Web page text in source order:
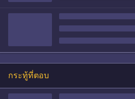
กระทู้ที่ตอบ